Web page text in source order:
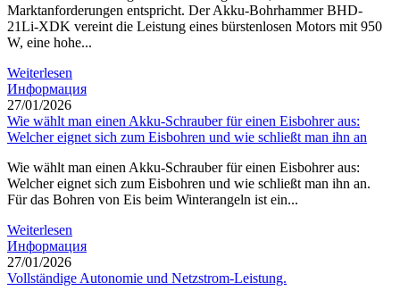
Marktanforderungen entspricht. Der Akku-Bohrhammer BHD-
21Li-XDK vereint die Leistung eines bürstenlosen Motors mit 950
W, eine hohe...
Weiterlesen
Информация
27/01/2026
Wie wählt man einen Akku-Schrauber für einen Eisbohrer aus:
Welcher eignet sich zum Eisbohren und wie schließt man ihn an
Wie wählt man einen Akku-Schrauber für einen Eisbohrer aus:
Welcher eignet sich zum Eisbohren und wie schließt man ihn an.
Für das Bohren von Eis beim Winterangeln ist ein...
Weiterlesen
Информация
27/01/2026
Vollständige Autonomie und Netzstrom-Leistung.